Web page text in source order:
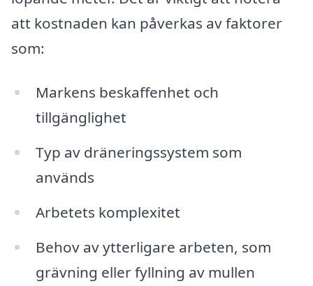
att kostnaden kan påverkas av faktorer
som:
Markens beskaffenhet och
tillgänglighet
Typ av dräneringssystem som
används
Arbetets komplexitet
Behov av ytterligare arbeten, som
grävning eller fyllning av mullen